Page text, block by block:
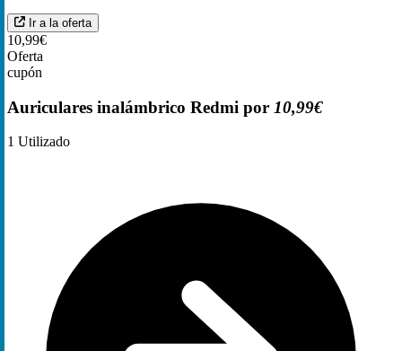
Ir a la oferta
10,99€
Oferta
cupón
Auriculares inalámbrico Redmi por 10,99€
1 Utilizado